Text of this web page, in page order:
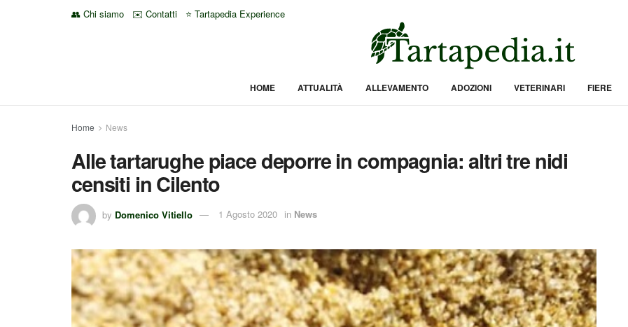
👥 Chi siamo ✉️ Contatti ⭐ Tartapedia Experience
HOME ATTUALITÀ ALLEVAMENTO ADOZIONI VETERINARI FIERE
Home News
Alle tartarughe piace deporre in compagnia: altri tre nidi
censiti in Cilento
by Domenico Vitiello 1 Agosto 2020 in News